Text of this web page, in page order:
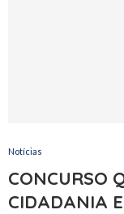
Notícias
CONCURSO
CIDADANIA